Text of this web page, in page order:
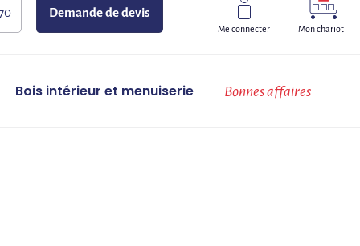
Demande de devis
Me connecter Mon chariot
Bois intérieur et menuiserie Bonnes affaires